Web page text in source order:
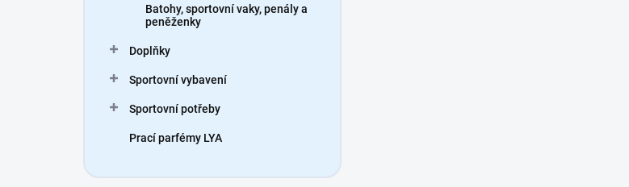
Batohy, sportovní vaky, penály a
peněženky
Doplňky
Sportovní vybavení
Sportovní potřeby
Prací parfémy LYA